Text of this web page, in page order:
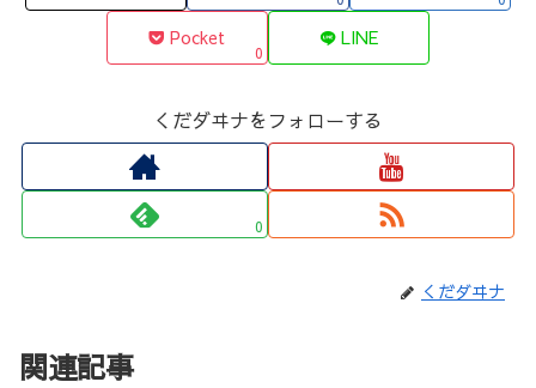
Pocket
0
LINE
くだダヰナをフォローする
0
くだダヰナ
関連記事